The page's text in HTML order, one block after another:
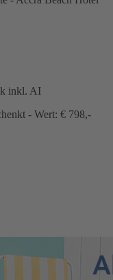
inkl. AI
- Wert: € 798,-